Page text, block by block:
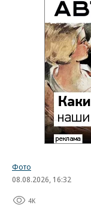
Фото
08.08.2026, 16:32
4K